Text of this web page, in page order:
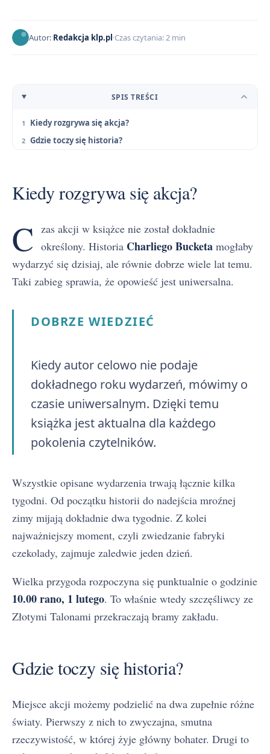
Autor: Redakcja klp.pl Czas czytania: 2 min
SPIS TREŚCI
Kiedy rozgrywa się akcja?
Gdzie toczy się historia?
Kiedy rozgrywa się akcja?
C
zas akcji w książce nie został dokładnie
określony. Historia Charliego Bucketa mogłaby
wydarzyć się dzisiaj, ale równie dobrze wiele lat temu.
Taki zabieg sprawia, że opowieść jest uniwersalna.
DOBRZE WIEDZIEĆ
Kiedy autor celowo nie podaje
dokładnego roku wydarzeń, mówimy o
czasie uniwersalnym. Dzięki temu
książka jest aktualna dla każdego
pokolenia czytelników.
Wszystkie opisane wydarzenia trwają łącznie kilka
tygodni. Od początku historii do nadejścia mroźnej
zimy mijają dokładnie dwa tygodnie. Z kolei
najważniejszy moment, czyli zwiedzanie fabryki
czekolady, zajmuje zaledwie jeden dzień.
Wielka przygoda rozpoczyna się punktualnie o godzinie
10.00 rano, 1 lutego. To właśnie wtedy szczęśliwcy ze
Złotymi Talonami przekraczają bramy zakładu.
Gdzie toczy się historia?
Miejsce akcji możemy podzielić na dwa zupełnie różne
światy. Pierwszy z nich to zwyczajna, smutna
rzeczywistość, w której żyje główny bohater. Drugi to